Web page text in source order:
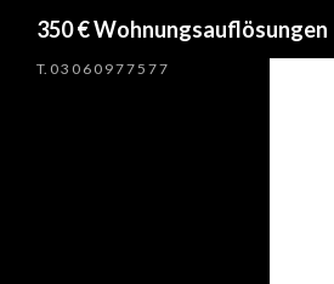
350 € Wohnungsauflösungen
T. 0 3 0 6 0 9 7 7 5 7 7